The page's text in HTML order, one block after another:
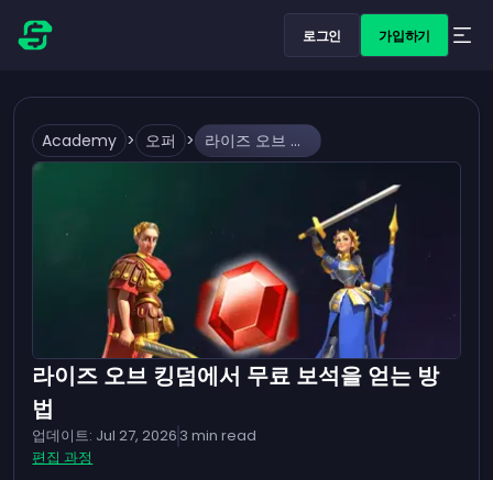
로그인 가입하기
Academy > 오퍼 > 라이즈 오브 킹덤에서 무료 보석을 얻는 방법
라이즈 오브 킹덤에서 무료 보석을 얻는 방
법
업데이트: Jul 27, 2026 3 min read
편집 과정